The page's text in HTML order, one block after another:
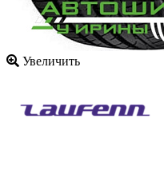
Увеличить